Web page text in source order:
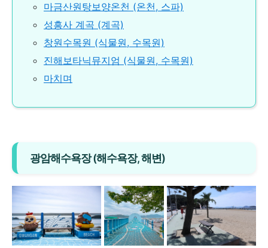
마금산원탕보양온천 (온천, 스파)
성흥사 계곡 (계곡)
창원수목원 (식물원, 수목원)
진해보타닉뮤지엄 (식물원, 수목원)
마치며
광암해수욕장 (해수욕장, 해변)